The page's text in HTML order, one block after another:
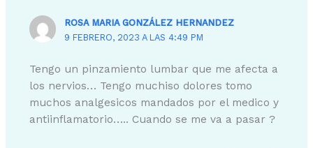
ROSA MARIA GONZÁLEZ HERNANDEZ
9 FEBRERO, 2023 A LAS 4:49 PM
Tengo un pinzamiento lumbar que me afecta a
los nervios… Tengo muchiso dolores tomo
muchos analgesicos mandados por el medico y
antiinflamatorio….. Cuando se me va a pasar ?